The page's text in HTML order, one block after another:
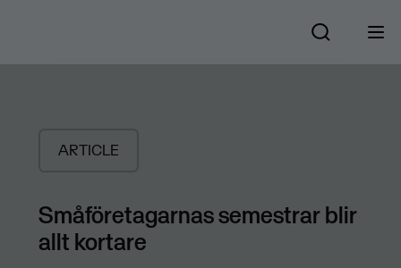
ARTICLE
Småföretagarnas semestrar blir
allt kortare